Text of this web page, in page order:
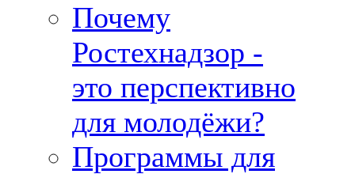
Почему
Ростехнадзор -
это перспективно
для молодёжи?
Программы для